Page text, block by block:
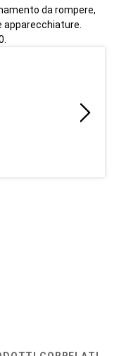
da rompere,
apparecchiature.